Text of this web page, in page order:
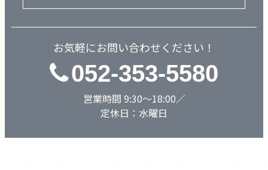
お気軽にお問い合わせください！
052-353-5580
営業時間 9:30～18:00／
定休日：水曜日